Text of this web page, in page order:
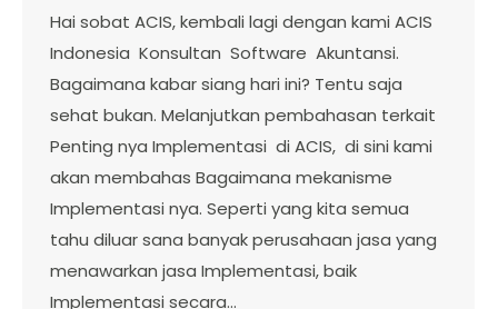
Hai sobat ACIS, kembali lagi dengan kami ACIS
Indonesia Konsultan Software Akuntansi.
Bagaimana kabar siang hari ini? Tentu saja
sehat bukan. Melanjutkan pembahasan terkait
Penting nya Implementasi di ACIS, di sini kami
akan membahas Bagaimana mekanisme
Implementasi nya. Seperti yang kita semua
tahu diluar sana banyak perusahaan jasa yang
menawarkan jasa Implementasi, baik
Implementasi secara…